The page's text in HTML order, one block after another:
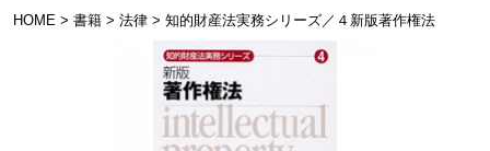
HOME> 書籍> 法律> 知的財産法実務シリーズ／４新版著作権法